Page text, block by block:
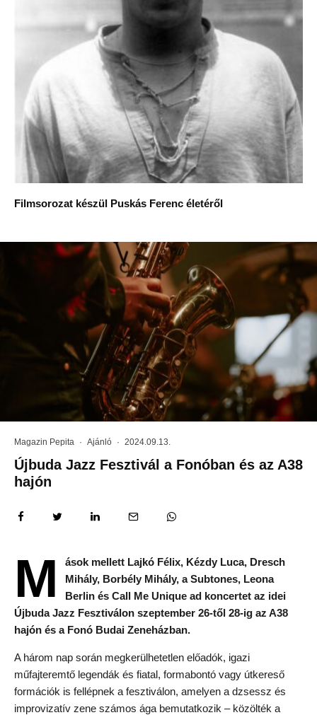
Filmsorozat készül Puskás Ferenc életéről
Magazin Pepita · Ajánló · 2024.09.13.
Újbuda Jazz Fesztivál a Fonóban és az A38
hajón
M
ások mellett Lajkó Félix, Kézdy Luca, Dresch
Mihály, Borbély Mihály, a Subtones, Leona
Berlin és Call Me Unique ad koncertet az idei
Újbuda Jazz Fesztiválon szeptember 26-től 28-ig az A38
hajón és a Fonó Budai Zeneházban.
A három nap során megkerülhetetlen előadók, igazi
műfajteremtő legendák és fiatal, formabontó vagy útkereső
formációk is fellépnek a fesztiválon, amelyen a dzsessz és
improvizatív zene számos ága bemutatkozik – közölték a